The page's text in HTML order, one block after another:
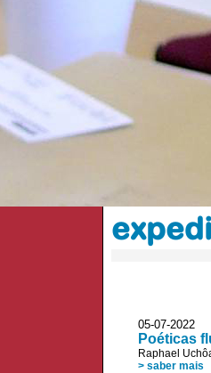
05-07-
Poéticas
Raphael
> saber mais